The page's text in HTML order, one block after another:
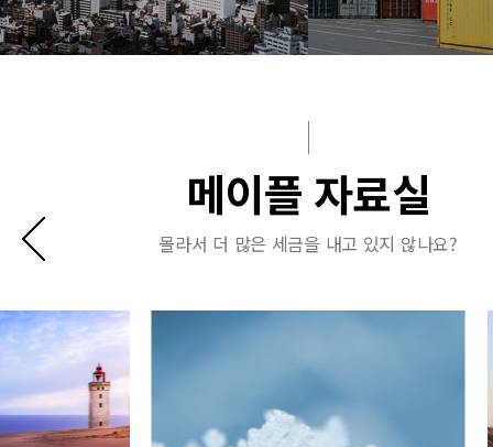
메이플 자료실
몰라서 더 많은 세금을 내고 있지 않나요?